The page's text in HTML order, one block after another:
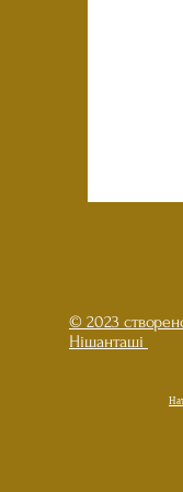
© 2023
Нішанташі